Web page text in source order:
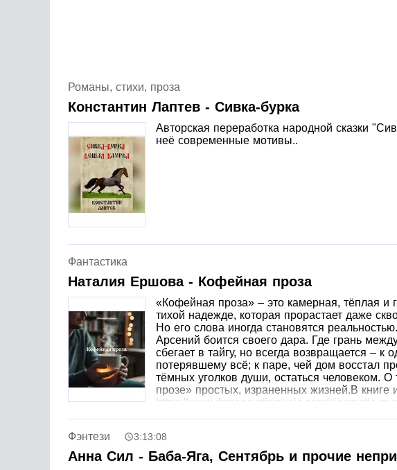
Романы, стихи, проза
Константин Лаптев - Сивка-бурка
Авторская переработка народной сказки
неё современные мотивы..
Фантастика
Наталия Ершова - Кофейная проза
«Кофейная проза» – это камерная, тёплая и
тихой надежде, которая прорастает даже
Но его слова иногда становятся
Арсений боится своего дара. Где грань
сбегает в тайгу, но всегда возвращается –
потерявшему всё; к паре, чей дом восстал
тёмных уголков души, остаться человеком.
прозе» простых, израненных жизней.В
https://www.darrencurtismusic.com/cinematic-
Фэнтези 3:13:08
Анна Сил - Баба-Яга, Сентябрь и прочие